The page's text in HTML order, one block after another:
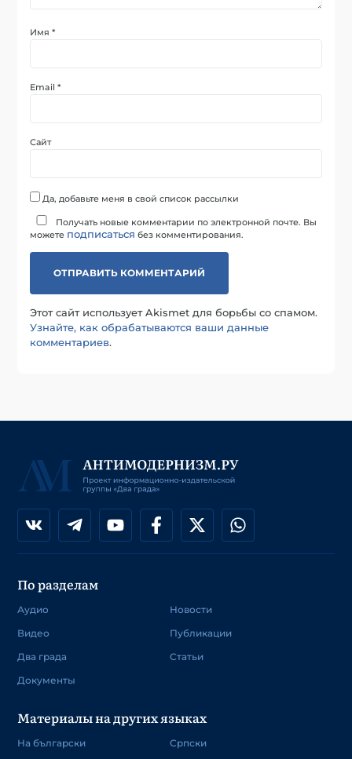
Имя*
Email*
Сайт
Да, добавьте меня в свой список рассылки
Получать новые комментарии по электронной почте. Вы
можете подписаться без комментирования.
Этот сайт использует Akismet для борьбы со спамом.
Узнайте, как обрабатываются ваши данные
комментариев.
По разделам
Аудио
Видео
Два града
Документы
Новости
Публикации
Статьи
Материалы на других языках
На български
Српски